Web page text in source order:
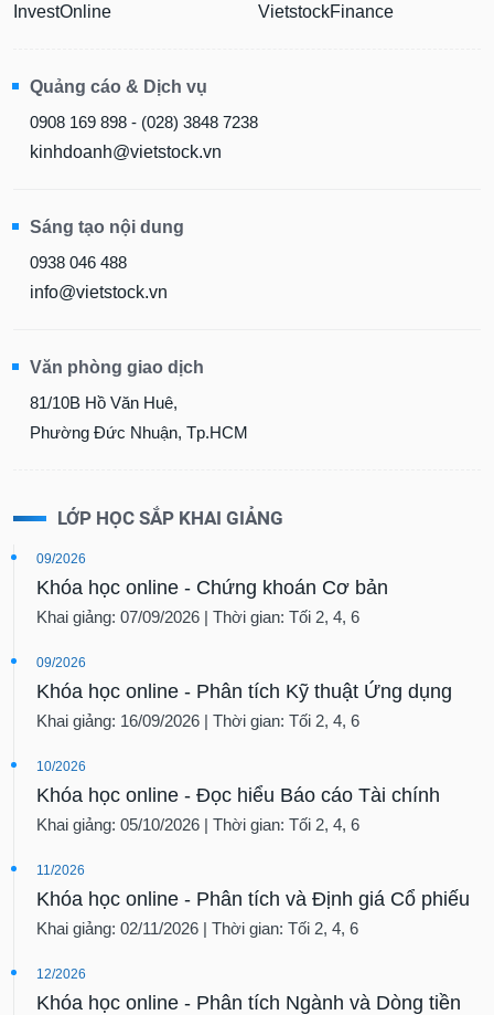
InvestOnline
VietstockFinance
Quảng cáo & Dịch vụ
0908 169 898 - (028) 3848 7238
kinhdoanh@vietstock.vn
Sáng tạo nội dung
0938 046 488
info@vietstock.vn
Văn phòng giao dịch
81/10B Hồ Văn Huê,
Phường Đức Nhuận, Tp.HCM
LỚP HỌC SẮP KHAI GIẢNG
09/2026
Khóa học online - Chứng khoán Cơ bản
Khai giảng: 07/09/2026 | Thời gian: Tối 2, 4, 6
09/2026
Khóa học online - Phân tích Kỹ thuật Ứng dụng
Khai giảng: 16/09/2026 | Thời gian: Tối 2, 4, 6
10/2026
Khóa học online - Đọc hiểu Báo cáo Tài chính
Khai giảng: 05/10/2026 | Thời gian: Tối 2, 4, 6
11/2026
Khóa học online - Phân tích và Định giá Cổ phiếu
Khai giảng: 02/11/2026 | Thời gian: Tối 2, 4, 6
12/2026
Khóa học online - Phân tích Ngành và Dòng tiền